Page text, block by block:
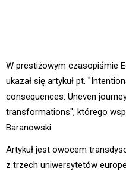
W prestiżowym czasopiśmie
ukazał się artykuł pt.
consequences: Uneven
transformations", którego
Baranowski.
Artykuł jest owocem
z trzech uniwersytetów